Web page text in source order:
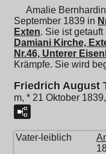
Amalie
September 1839 in
Exten. Sie ist
Damiani Kirche,
Nr.46, Unterer
Krämpfe. Sie wird
Friedrich August
m, * 21 Oktober
Vater-leiblich